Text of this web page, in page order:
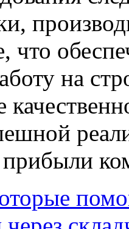
что
на